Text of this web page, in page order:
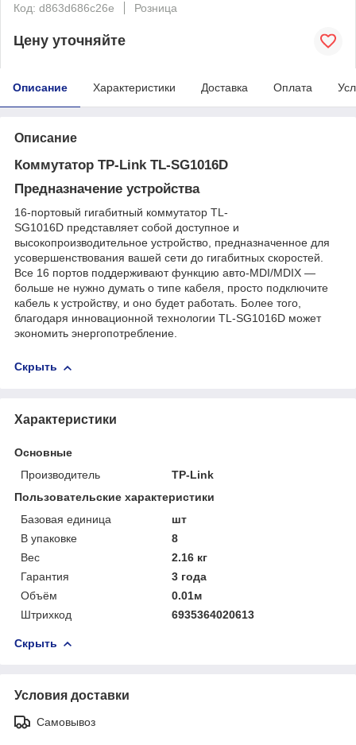
Код: d863d686c26e
Розница
Цену уточняйте
Описание Характеристики Доставка Оплата
Описание
Коммутатор TP-Link TL-SG1016D
Предназначение устройства
16-портовый гигабитный коммутатор TL-
SG1016D представляет собой доступное и
высокопроизводительное устройство, предназначенное для
усовершенствования вашей сети до гигабитных скоростей.
Все 16 портов поддерживают функцию авто-MDI/MDIX —
больше не нужно думать о типе кабеля, просто подключите
кабель к устройству, и оно будет работать. Более того,
благодаря инновационной технологии TL-SG1016D может
экономить энергопотребление.
Скрыть
Характеристики
Основные
Производитель
TP-Link
Пользовательские характеристики
Базовая единица
шт
В упаковке
8
Вес
2.16 кг
Гарантия
3 года
Объём
0.01м
Штрихкод
6935364020613
Скрыть
Условия доставки
Самовывоз